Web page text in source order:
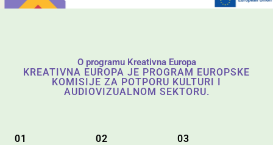
O programu Kreativna Europa
KREATIVNA EUROPA JE PROGRAM EUROPSKE
KOMISIJE ZA POTPORU KULTURI I
AUDIOVIZUALNOM SEKTORU.
01 02 03